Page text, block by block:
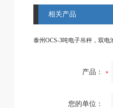
相关产品
产品：
您的单位：